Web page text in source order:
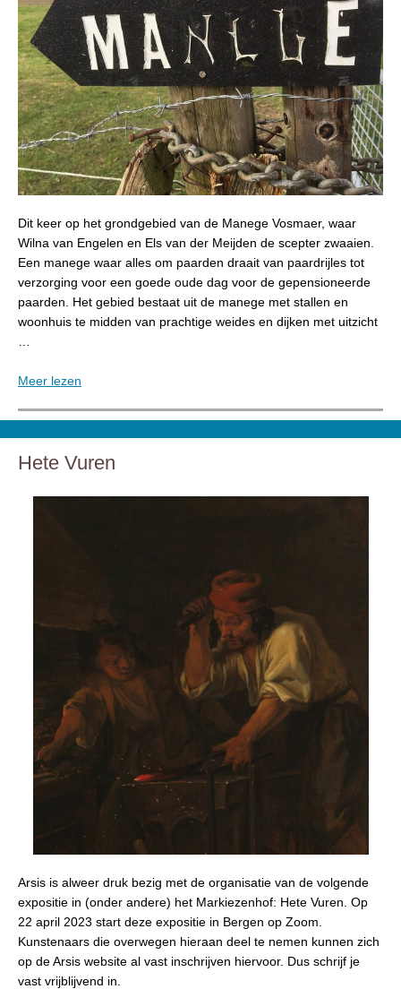
Dit keer op het grondgebied van de Manege Vosmaer, waar
Wilna van Engelen en Els van der Meijden de scepter zwaaien.
Een manege waar alles om paarden draait van paardrijles tot
verzorging voor een goede oude dag voor de gepensioneerde
paarden. Het gebied bestaat uit de manege met stallen en
woonhuis te midden van prachtige weides en dijken met uitzicht
Meer lezen
Hete Vuren
Arsis is alweer druk bezig met de organisatie van de volgende
expositie in (onder andere) het Markiezenhof: Hete Vuren. Op
22 april 2023 start deze expositie in Bergen op Zoom.
Kunstenaars die overwegen hieraan deel te nemen kunnen zich
op de Arsis website al vast inschrijven hiervoor. Dus schrijf je
vast vrijblijvend in.